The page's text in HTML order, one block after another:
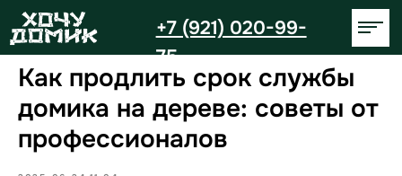
+7 (921) 020-99-
Как продлить срок службы
домика на дереве: советы от
профессионалов